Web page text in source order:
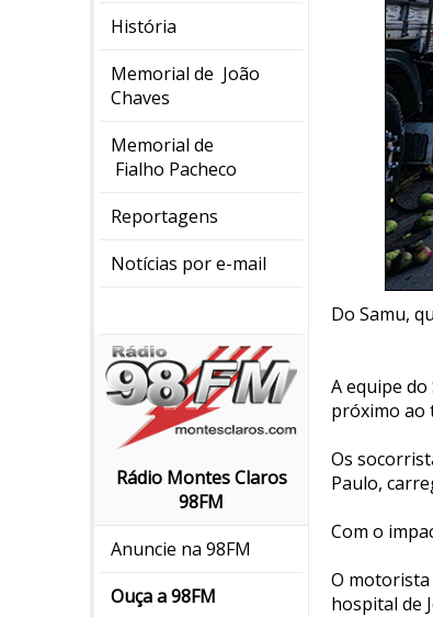
História
Memorial de João
Chaves
Memorial de
Fialho Pacheco
Reportagens
Notícias por e-mail
Rádio Montes Claros
98FM
Anuncie na 98FM
Ouça a 98FM
Do Samu,
A equipe
próximo ao
Os
Paulo,
Com o
O motorista
hospital de